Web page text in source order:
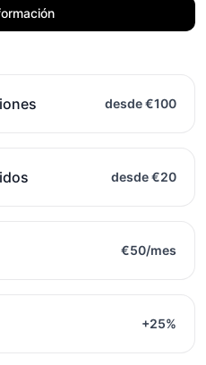
desde €100
desde €20
€50/mes
+25%